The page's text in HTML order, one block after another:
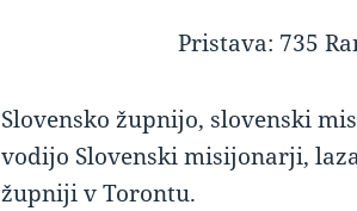
Pristava: 735
keto supplement pills
Slovensko župnijo, slovenski
vodijo Slovenski misijonarji,
župniji v Torontu.